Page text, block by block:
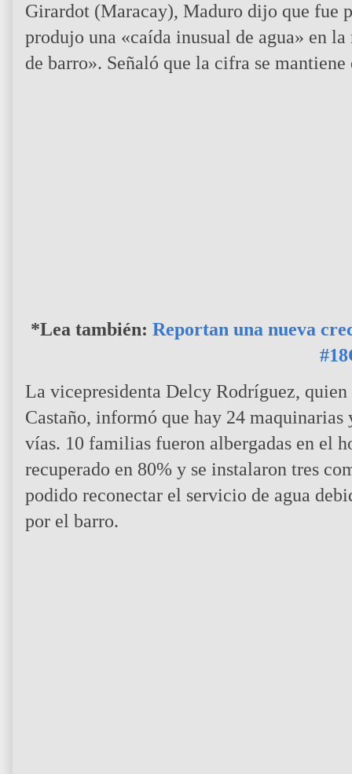
Girardot (Maracay), Maduro dijo que fue
produjo una «caída inusual de agua» en
de barro». Señaló que la cifra se
*Lea también: Reportan una nueva
La vicepresidenta Delcy Rodríguez, quien
Castaño, informó que hay 24
vías. 10 familias fueron albergadas en el
recuperado en 80% y se instalaron tres
podido reconectar el servicio de agua
por el barro.